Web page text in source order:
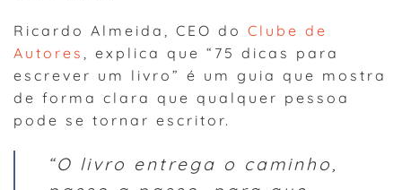
Ricardo Almeida, CEO do Clube de
Autores
, explica que “75 dicas para
escrever um livro” é um guia que mostra
de forma clara que qualquer pessoa
pode se tornar escritor.
“O livro entrega o caminho,